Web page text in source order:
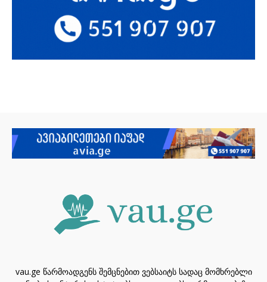
vau.ge წარმოადგენს შემცნებით ვებსაიტს სადაც მომხრებლი